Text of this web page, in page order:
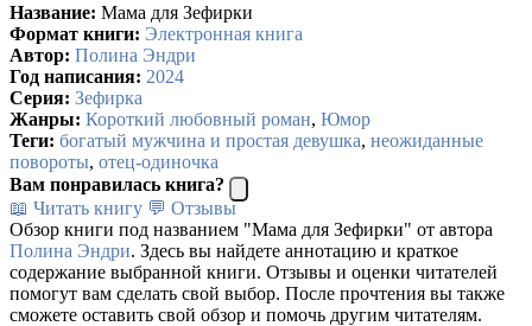
Название: Мама для Зефирки
Формат книги: Электронная книга
Автор: Полина Эндри
Год написания: 2024
Серия: Зефирка
Жанры: Короткий любовный роман, Юмор
Теги: богатый мужчина и простая девушка, неожиданные
повороты, отец-одиночка
Вам понравилась книга?
📖 Читать книгу 💬 Отзывы
Обзор книги под названием "Мама для Зефирки" от автора
Полина Эндри. Здесь вы найдете аннотацию и краткое
содержание выбранной книги. Отзывы и оценки читателей
помогут вам сделать свой выбор. После прочтения вы также
сможете оставить свой обзор и помочь другим читателям.